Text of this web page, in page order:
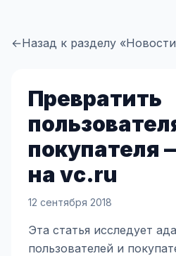
←Назад к разделу
Превратить
покупателя
на vc.ru
12 сентября 2018
Эта статья исследует
пользователей и